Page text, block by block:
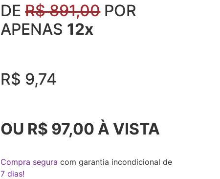
DER$ 891,00POR
APENAS 12x
R$ 9,74
OU R$ 97,00 À VISTA
Compra segura com garantia incondicional de
7 dias!